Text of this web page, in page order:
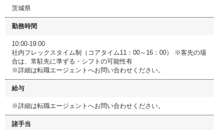
茨城県
勤務時間
10:00-19:00
社内フレックスタイム制（コアタイム11：00～16：00） ※客先の場
合は、常駐先に準ずる・シフトの可能性有
※詳細は転職エージェントへお問い合わせください。
給与
※詳細は転職エージェントへお問い合わせください。
諸手当